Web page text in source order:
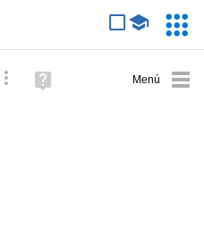
Búsqueda avanzada
Ayuda
(en